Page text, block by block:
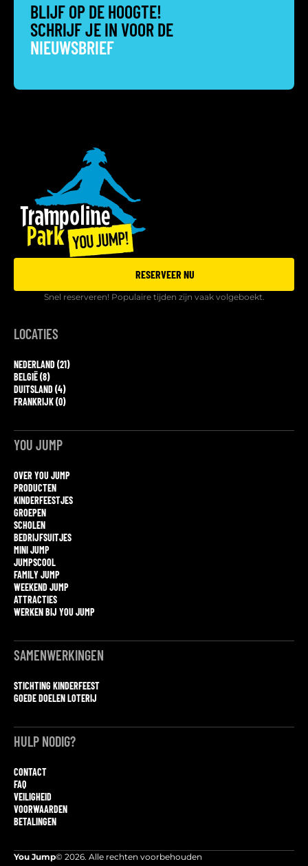
BLIJF OP DE HOOGTE!
SCHRIJF JE IN VOOR DE
NIEUWSBRIEF
RESERVEER NU
Snel reserveren! Populaire tijden zijn vaak volgeboekt.
LOCATIES
NEDERLAND (21)
BELGIË (8)
DUITSLAND (4)
FRANKRIJK (0)
YOU JUMP
OVER YOU JUMP
PRODUCTEN
KINDERFEESTJES
GROEPEN
SCHOLEN
BEDRIJFSUITJES
MINI JUMP
JUMPSCOOL
FAMILY JUMP
WEEKEND JUMP
ATTRACTIES
WERKEN BIJ YOU JUMP
SAMENWERKINGEN
STICHTING KINDERFEEST
GOEDE DOELEN LOTERIJ
HULP NODIG?
CONTACT
FAQ
VEILIGHEID
VOORWAARDEN
BETALINGEN
You Jump© 2026. Alle rechten voorbehouden